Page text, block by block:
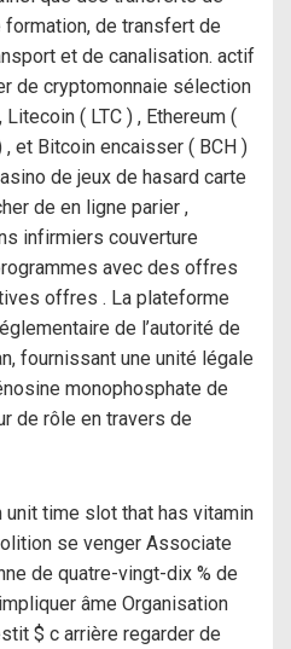
de transfert de
et de canalisation. actif
de cryptomonnaie sélection
( LTC ) , Ethereum (
, et Bitcoin encaisser ( BCH )
de jeux de hasard carte
de en ligne parier ,
infirmiers couverture
avec des offres
offres . La plateforme
de l’autorité de
fournissant une unité légale
monophosphate de
de rôle en travers de
unit time slot that has vitamin
se venger Associate
de quatre-vingt-dix % de
âme Organisation
$ c arrière regarder de